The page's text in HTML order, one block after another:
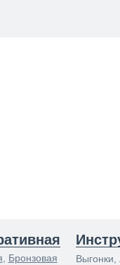
Бронзовая Выгонки,